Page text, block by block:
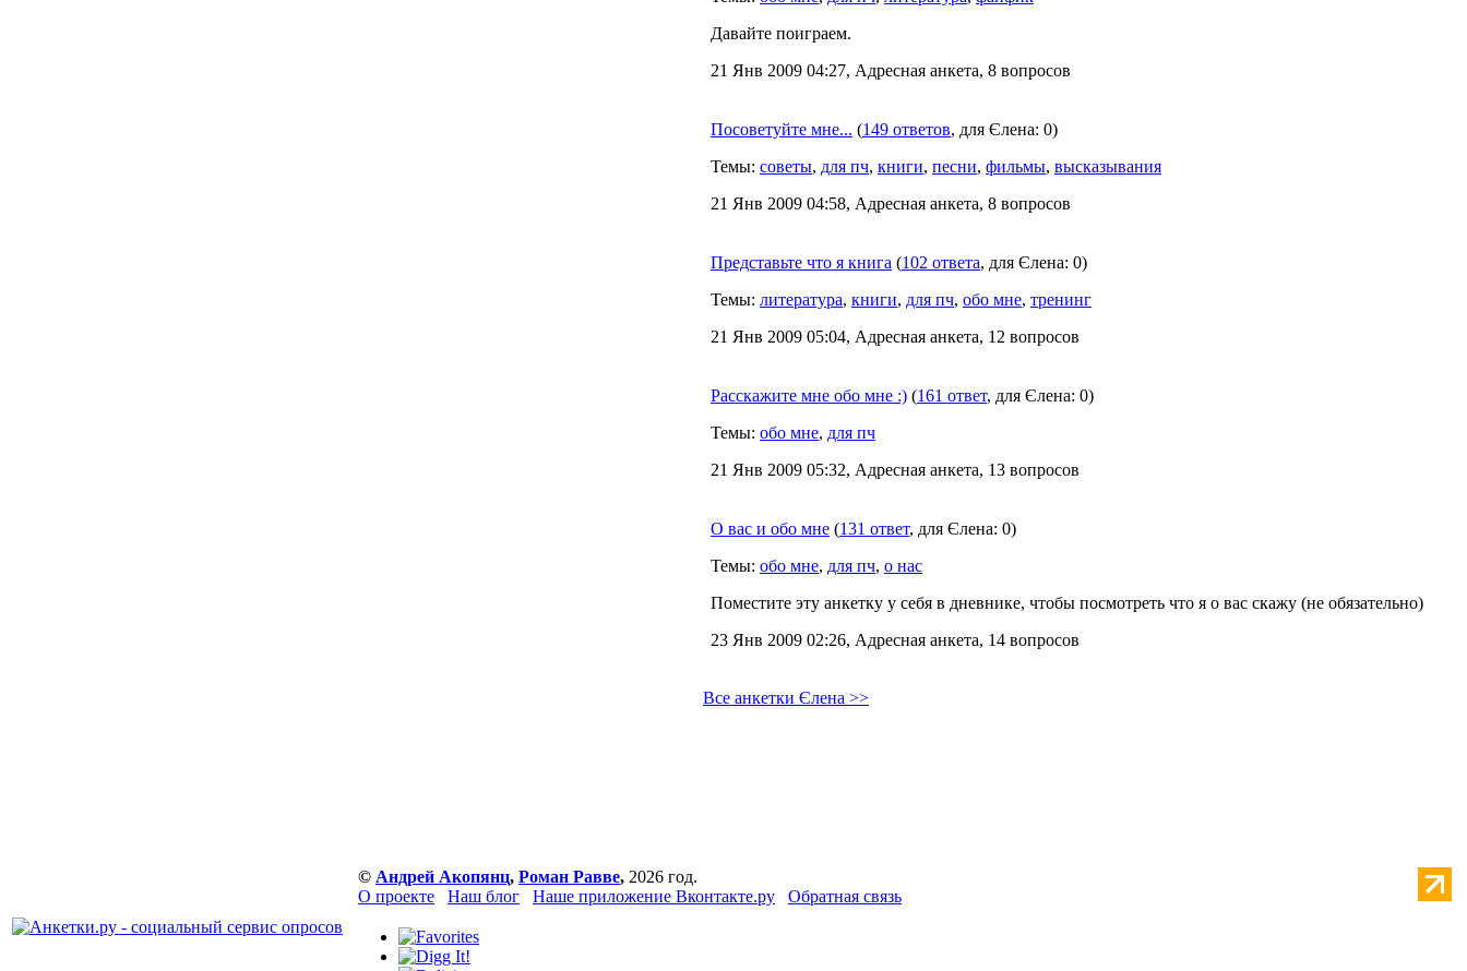
Давайте поиграем.
21 Янв 2009 04:27, Адресная анкета, 8 вопросов
Посоветуйте мне... (149 ответов, для Єлена: 0)
Темы: советы, для пч, книги, песни, фильмы, высказывания
21 Янв 2009 04:58, Адресная анкета, 8 вопросов
Представьте что я книга (102 ответа, для Єлена: 0)
Темы: литература, книги, для пч, обо мне, тренинг
21 Янв 2009 05:04, Адресная анкета, 12 вопросов
Расскажите мне обо мне :) (161 ответ, для Єлена: 0)
Темы: обо мне, для пч
21 Янв 2009 05:32, Адресная анкета, 13 вопросов
О вас и обо мне (131 ответ, для Єлена: 0)
Темы: обо мне, для пч, о нас
Поместите эту анкетку у себя в дневнике, чтобы посмотреть что я о вас скажу (не обязательно)
23 Янв 2009 02:26, Адресная анкета, 14 вопросов
Все анкетки Єлена >>
© Андрей Акопянц, Роман Равве, 2026 год.
О проекте
Наш блог Наше приложение Вконтакте.ру Обратная связь